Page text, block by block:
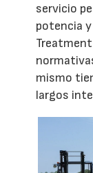
servicio
potencia
mismo
largos